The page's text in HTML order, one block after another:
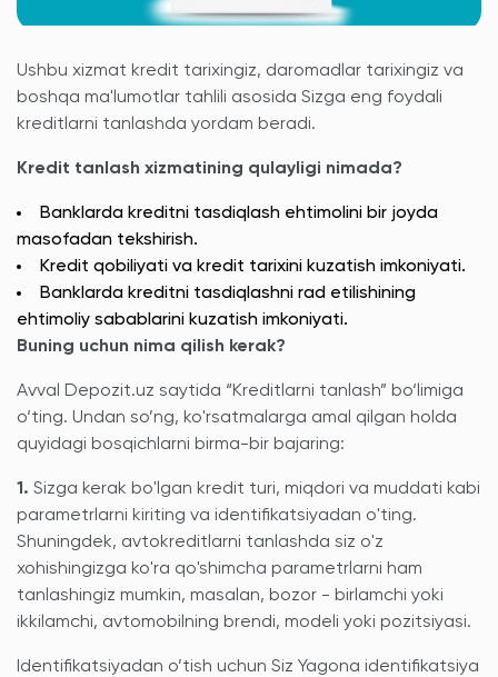
Ushbu xizmat kredit tarixingiz, daromadlar tarixingiz va
boshqa ma'lumotlar tahlili asosida Sizga eng foydali
kreditlarni tanlashda yordam beradi.
Kredit tanlash xizmatining qulayligi nimada?
Banklarda kreditni tasdiqlash ehtimolini bir joyda
masofadan tekshirish.
Kredit qobiliyati va kredit tarixini kuzatish imkoniyati.
Banklarda kreditni tasdiqlashni rad etilishining
ehtimoliy sabablarini kuzatish imkoniyati.
Buning uchun nima qilish kerak?
Avval Depozit.uz saytida “Kreditlarni tanlash” bo‘limiga
o‘ting. Undan so’ng, ko'rsatmalarga amal qilgan holda
quyidagi bosqichlarni birma-bir bajaring:
1. Sizga kerak bo'lgan kredit turi, miqdori va muddati kabi
parametrlarni kiriting va identifikatsiyadan o'ting.
Shuningdek, avtokreditlarni tanlashda siz o'z
xohishingizga ko'ra qo'shimcha parametrlarni ham
tanlashingiz mumkin, masalan, bozor - birlamchi yoki
ikkilamchi, avtomobilning brendi, modeli yoki pozitsiyasi.
Identifikatsiyadan o’tish uchun Siz Yagona identifikatsiya